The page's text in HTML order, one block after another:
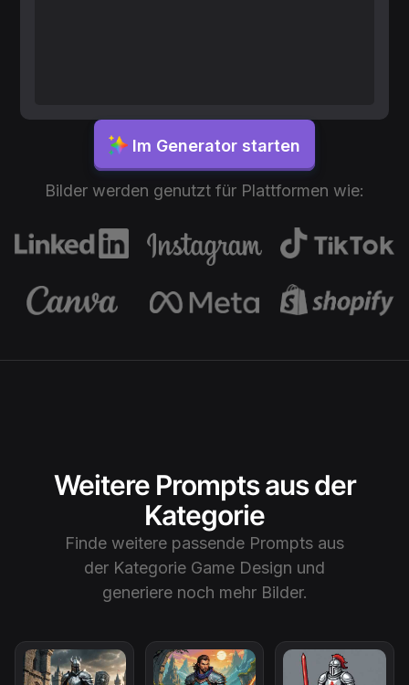
Im Generator starten
Bilder werden genutzt für Plattformen wie:
Weitere Prompts aus der
Kategorie
Finde weitere passende Prompts aus
der Kategorie Game Design und
generiere noch mehr Bilder.